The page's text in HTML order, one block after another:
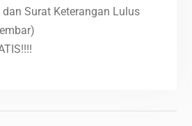
Surat Keterangan Lulus